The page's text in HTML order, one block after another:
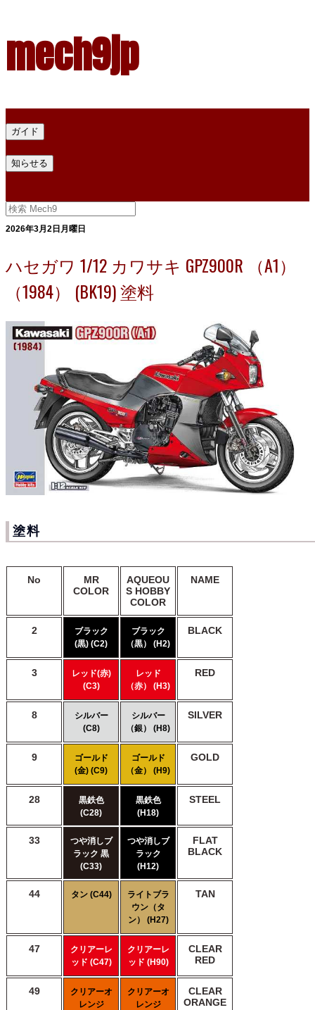
mech9jp
ガイド
知らせる
2026年3月2日月曜日
ハセガワ 1/12 カワサキ GPZ900R （A1）
（1984） (BK19) 塗料
塗料
No
MR
COLOR
AQUEOU
S HOBBY
COLOR
NAME
2
ブラック
(黒) (C2)
ブラック
（黒） (H2)
BLACK
3
レッド(赤)
(C3)
レッド
（赤） (H3)
RED
8
シルバー
(C8)
シルバー
（銀） (H8)
SILVER
9
ゴールド
(金) (C9)
ゴールド
（金） (H9)
GOLD
28
黒鉄色
(C28)
黒鉄色
(H18)
STEEL
33
つや消しブ
ラック 黒
(C33)
つや消しブ
ラック
(H12)
FLAT
BLACK
44 タン (C44)
ライトブラ
ウン（タ
ン） (H27)
TAN
47
クリアーレ
ッド (C47)
クリアーレ
ッド (H90)
CLEAR
RED
49
クリアーオ
レンジ
クリアーオ
レンジ
CLEAR
ORANGE